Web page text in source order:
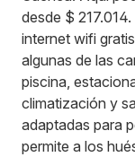
desde $
internet wifi
algunas de las
piscina,
climatización y
adaptadas para
permite a los